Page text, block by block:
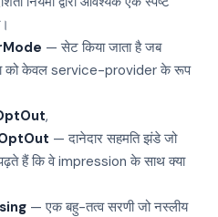
— सेट किया जाता है जब
को केवल service-provider के रूप
,
— दानेदार सहमति झंडे जो
हैं कि वे impression के साथ क्या
— एक बहु-तत्व सरणी जो नस्लीय